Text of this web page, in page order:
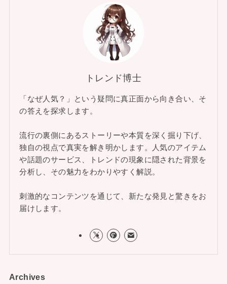
トレンド博士
「なぜ人気？」という疑問に真正面から向き合い、そ
の答えを探求します。
流行の裏側にあるストーリーや本質を深く掘り下げ、
独自の視点で真実を解き明かします。人気のアイテム
や話題のサービス、トレンドの現象に隠された背景を
分析し、その魅力をわかりやすく解説。
刺激的なコンテンツを通じて、新たな発見と驚きをお
届けします。
Archives